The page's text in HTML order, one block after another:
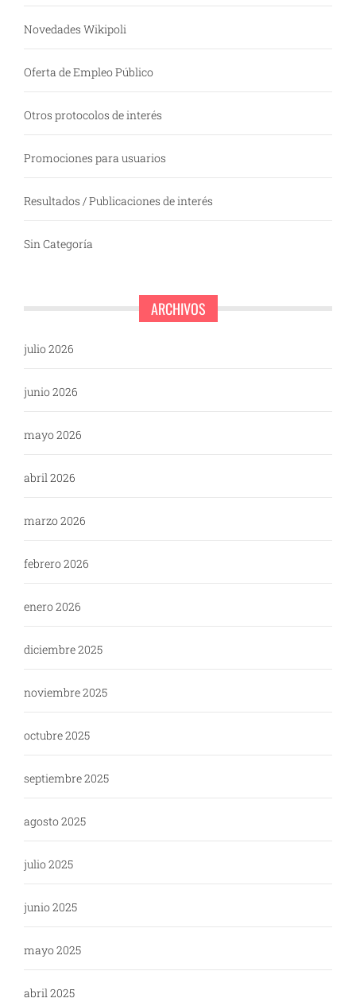
Novedades Wikipoli
Oferta de Empleo Público
Otros protocolos de interés
Promociones para usuarios
Resultados / Publicaciones de interés
Sin Categoría
ARCHIVOS
julio 2026
junio 2026
mayo 2026
abril 2026
marzo 2026
febrero 2026
enero 2026
diciembre 2025
noviembre 2025
octubre 2025
septiembre 2025
agosto 2025
julio 2025
junio 2025
mayo 2025
abril 2025